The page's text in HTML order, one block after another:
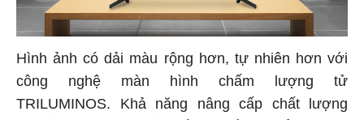
Hình ảnh có dải màu rộng hơn, tự nhiên hơn với
công nghệ màn hình chấm lượng tử
TRILUMINOS. Khả năng nâng cấp chất lượng